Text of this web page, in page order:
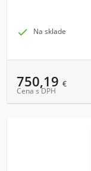
 Na sklade
750,19 €
Cena s DPH